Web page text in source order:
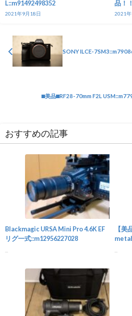
L::m91492498352
2021年9月18日
品！
2021
SONY ILCE-
⬛︎美品⬛︎RF28-70mm F2L
おすすめの記事
Blackmagic URSA Mini Pro 4.6K EF
リグ一式::m12956227028
【美